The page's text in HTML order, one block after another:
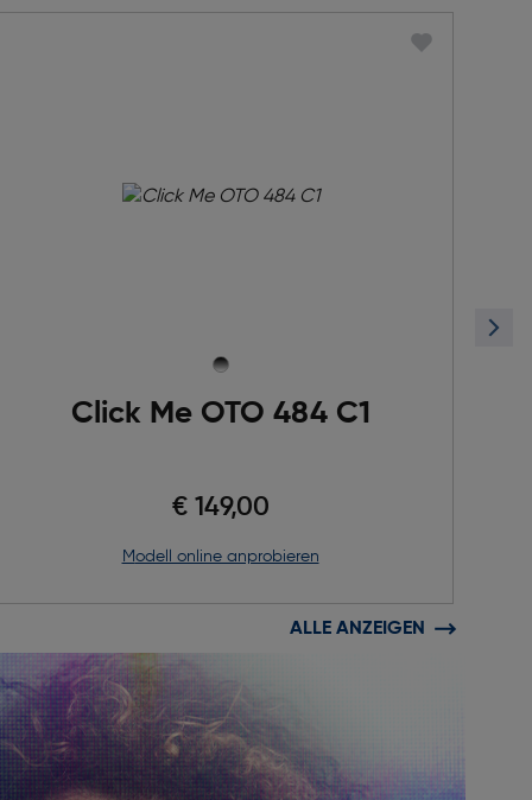
Click Me OTO 484 C1
€ 149,00
Modell online anprobieren
ALLE ANZEIGEN